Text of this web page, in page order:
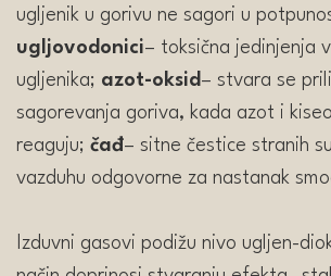
ugljenik u gorivu ne sagori u
ugljovodonici– toksična jedinjenja
ugljenika; azot-oksid – stvara se
sagorevanja goriva, kada azot i
reaguju; čađ– sitne čestice stranih
vazduhu odgovorne za nastanak
Izduvni gasovi podižu nivo ugljen-